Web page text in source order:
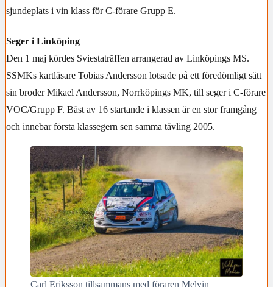
sjundeplats i vin klass för C-förare Grupp E.
Seger i Linköping
Den 1 maj kördes Sviestaträffen arrangerad av Linköpings MS.
SSMKs kartläsare Tobias Andersson lotsade på ett föredömligt sätt
sin broder Mikael Andersson, Norrköpings MK, till seger i C-förare
VOC/Grupp F. Bäst av 16 startande i klassen är en stor framgång
och innebar första klassegern sen samma tävling 2005.
Carl Eriksson tillsammans med föraren Melvin